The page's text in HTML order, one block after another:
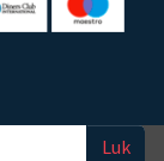
Luk